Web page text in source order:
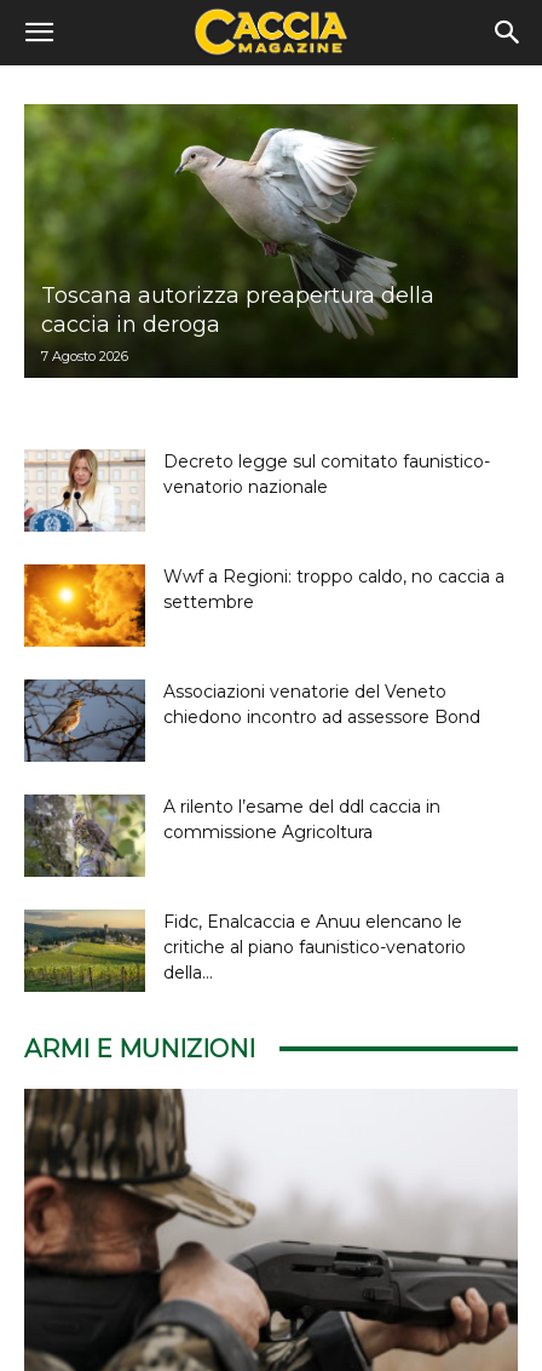
Toscana autorizza preapertura della
caccia in deroga
7 Agosto 2026
Decreto legge sul comitato faunistico-
venatorio nazionale
Wwf a Regioni: troppo caldo, no caccia a
settembre
Associazioni venatorie del Veneto
chiedono incontro ad assessore Bond
A rilento l’esame del ddl caccia in
commissione Agricoltura
Fidc, Enalcaccia e Anuu elencano le
critiche al piano faunistico-venatorio
della...
ARMI E MUNIZIONI